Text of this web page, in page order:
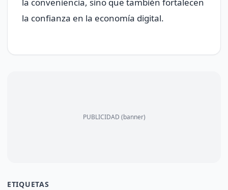
la conveniencia, sino que también fortalecen
la confianza en la economía digital.
PUBLICIDAD (banner)
ETIQUETAS